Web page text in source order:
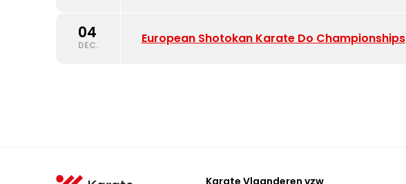
04
DEC. European Shotokan Karate Do Championships
Karate Vlaanderen vzw